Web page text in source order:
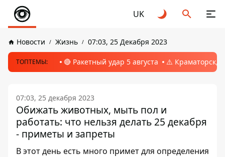
UK
Новости Жизнь 07:03, 25 Декабря 2023
ТОПТЕМЫ: 🔴 Ракетный удар 5 августа ⚠️ Краматорск,
07:03, 25 декабря 2023
Обижать животных, мыть пол и
работать: что нельзя делать 25 декабря
- приметы и запреты
В этот день есть много примет для определения